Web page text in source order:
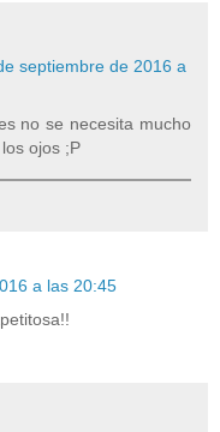
septiembre de 2016 a
no se necesita mucho
ojos ;P
a las 20:45